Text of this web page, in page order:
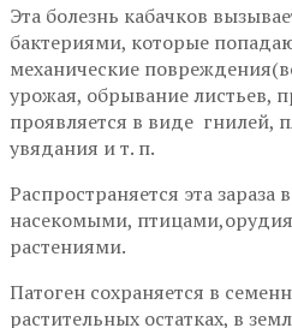
Эта болезнь кабачков
бактериями, которые
механические
урожая, обрывание листьев,
проявляется в виде гнилей,
увядания и т. п.
Распространяется эта зараза
насекомыми,
растениями.
Патоген сохраняется в
растительных остатках, в